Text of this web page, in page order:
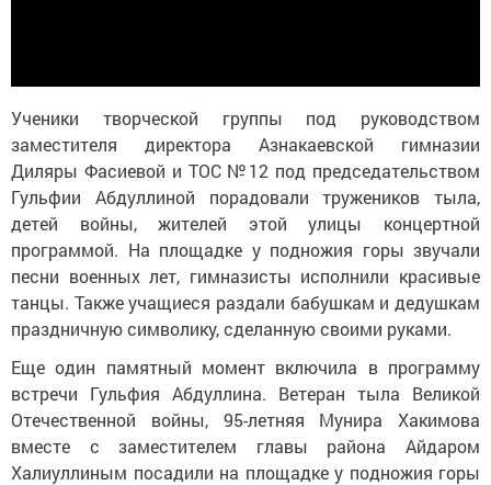
Ученики творческой группы под руководством
заместителя директора Азнакаевской гимназии
Диляры Фасиевой и ТОС №12 под председательством
Гульфии Абдуллиной порадовали тружеников тыла,
детей войны, жителей этой улицы концертной
программой. На площадке у подножия горы звучали
песни военных лет, гимназисты исполнили красивые
танцы. Также учащиеся раздали бабушкам и дедушкам
праздничную символику, сделанную своими руками.
Еще один памятный момент включила в программу
встречи Гульфия Абдуллина. Ветеран тыла Великой
Отечественной войны, 95-летняя Мунира Хакимова
вместе с заместителем главы района Айдаром
Халиуллиным посадили на площадке у подножия горы